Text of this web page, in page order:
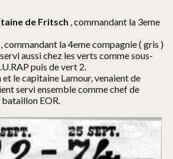
Fanions 14° RCP
Fanions 18° RCP
Héritage/Symbolique
Héritage 1er RCP
18° RCP
de Fritsch , commandant la 3eme
, commandant la 4eme compagnie ( gris )
aussi chez les verts comme sous-
puis de vert 2.
le capitaine Lamour, venaient de
servi ensemble comme chef de
EOR.